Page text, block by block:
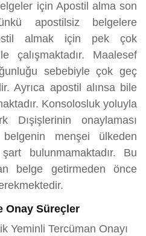
için Apostil alma son
apostilsiz belgelere
almak için pek çok
çalışmaktadır. Maalesef
sebebiyle çok geç
Ayrıca apostil alınsa bile
Konsolosluk yoluyla
Dışişlerinin onaylaması
menşei ülkeden
bulunmamaktadır. Bu
belge getirmeden önce
Onay Süreçler
Yeminli Tercüman Onayı